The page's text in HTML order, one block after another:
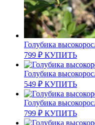
Голубика
799 ₽ КУПИТЬ
Голубика
549 ₽ КУПИТЬ
Голубика
799 ₽ КУПИТЬ